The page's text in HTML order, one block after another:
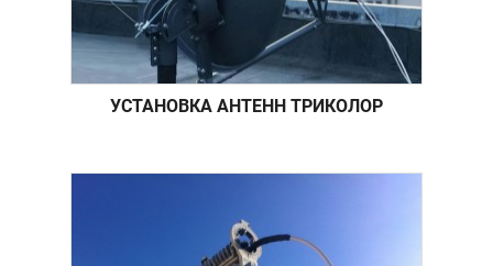
УСТАНОВКА АНТЕНН ТРИКОЛОР